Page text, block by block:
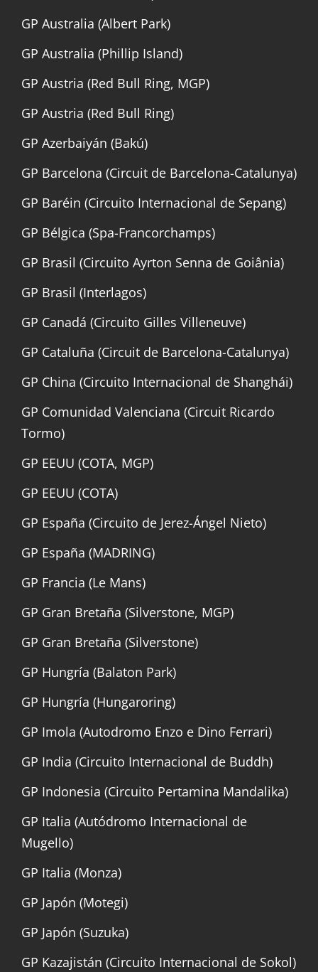
GP Australia (Albert Park)
GP Australia (Phillip Island)
GP Austria (Red Bull Ring, MGP)
GP Austria (Red Bull Ring)
GP Azerbaiyán (Bakú)
GP Barcelona (Circuit de Barcelona-Catalunya)
GP Baréin (Circuito Internacional de Sepang)
GP Bélgica (Spa-Francorchamps)
GP Brasil (Circuito Ayrton Senna de Goiânia)
GP Brasil (Interlagos)
GP Canadá (Circuito Gilles Villeneuve)
GP Cataluña (Circuit de Barcelona-Catalunya)
GP China (Circuito Internacional de Shanghái)
GP Comunidad Valenciana (Circuit Ricardo
Tormo)
GP EEUU (COTA, MGP)
GP EEUU (COTA)
GP España (Circuito de Jerez-Ángel Nieto)
GP España (MADRING)
GP Francia (Le Mans)
GP Gran Bretaña (Silverstone, MGP)
GP Gran Bretaña (Silverstone)
GP Hungría (Balaton Park)
GP Hungría (Hungaroring)
GP Imola (Autodromo Enzo e Dino Ferrari)
GP India (Circuito Internacional de Buddh)
GP Indonesia (Circuito Pertamina Mandalika)
GP Italia (Autódromo Internacional de
Mugello)
GP Italia (Monza)
GP Japón (Motegi)
GP Japón (Suzuka)
GP Kazajistán (Circuito Internacional de Sokol)